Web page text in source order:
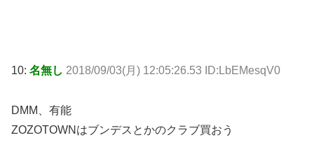
10: 名無し 2018/09/03(月) 12:05:26.53 ID:LbEMesqV0
DMM、有能
ZOZOTOWNはブンデスとかのクラブ買おう